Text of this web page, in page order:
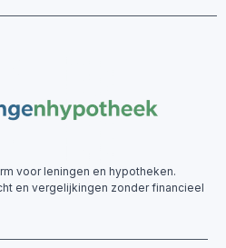
voor leningen en hypotheken.
en vergelijkingen zonder financieel